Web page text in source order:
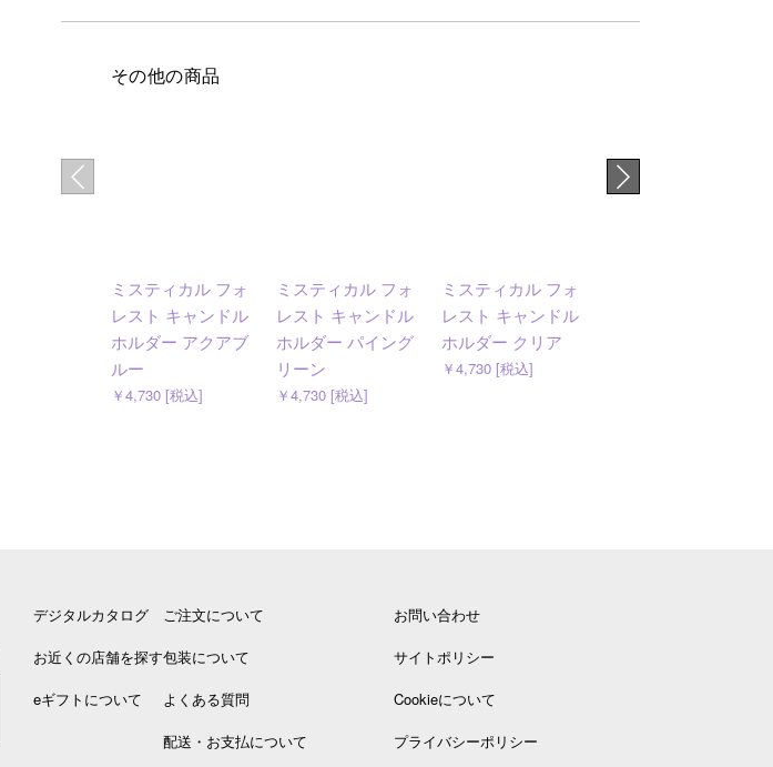
その他の商品
ミスティカル フォ
レスト キャンドル
ホルダー アクアブ
ルー
￥4,730 [税込]
ミスティカル フォ
レスト キャンドル
ホルダー パイング
リーン
￥4,730 [税込]
ミスティカル フォ
レスト キャンドル
ホルダー クリア
￥4,730 [税込]
デジタルカタログ
お近くの店舗を探す
eギフトについて
ご注文について
包装について
よくある質問
配送・お支払について
お問い合わせ
サイトポリシー
Cookieについて
プライバシーポリシー